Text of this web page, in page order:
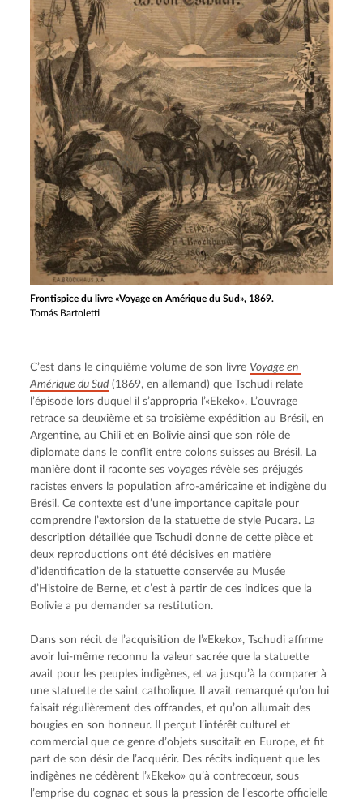
Frontispice du livre «Voyage en Amérique du Sud», 1869.
Tomás Bartoletti
C’est dans le cinquième volume de son livre Voyage en
Amérique du Sud (1869, en allemand) que Tschudi relate
l’épisode lors duquel il s’appropria l’«Ekeko». L’ouvrage
retrace sa deuxième et sa troisième expédition au Brésil, en
Argentine, au Chili et en Bolivie ainsi que son rôle de
diplomate dans le conflit entre colons suisses au Brésil. La
manière dont il raconte ses voyages révèle ses préjugés
racistes envers la population afro-américaine et indigène du
Brésil. Ce contexte est d’une importance capitale pour
comprendre l’extorsion de la statuette de style Pucara. La
description détaillée que Tschudi donne de cette pièce et
deux reproductions ont été décisives en matière
d’identification de la statuette conservée au Musée
d’Histoire de Berne, et c’est à partir de ces indices que la
Bolivie a pu demander sa restitution.
Dans son récit de l’acquisition de l’«Ekeko», Tschudi affirme
avoir lui-même reconnu la valeur sacrée que la statuette
avait pour les peuples indigènes, et va jusqu’à la comparer à
une statuette de saint catholique. Il avait remarqué qu’on lui
faisait régulièrement des offrandes, et qu’on allumait des
bougies en son honneur. Il perçut l’intérêt culturel et
commercial que ce genre d’objets suscitait en Europe, et fit
part de son désir de l’acquérir. Des récits indiquent que les
indigènes ne cédèrent l’«Ekeko» qu’à contrecœur, sous
l’emprise du cognac et sous la pression de l’escorte officielle